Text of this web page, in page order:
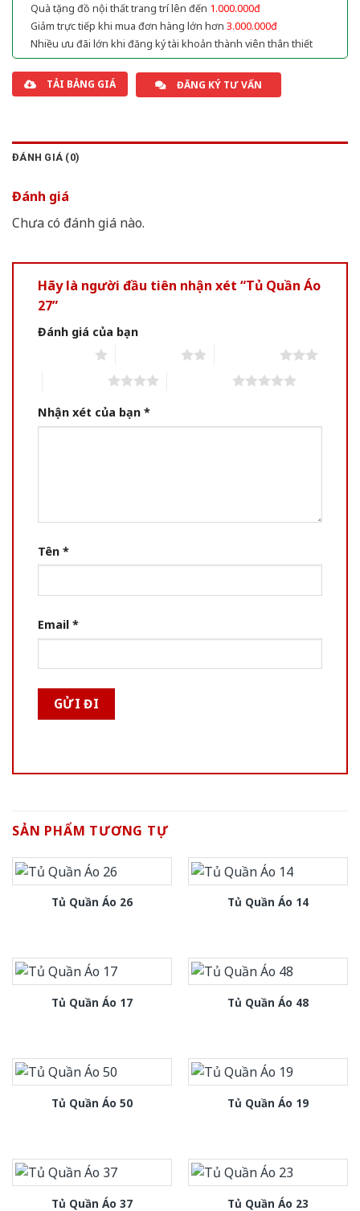
Quà tặng đồ nội thất trang trí lên đến 1.000.000đ
Giảm trực tiếp khi mua đơn hàng lớn hơn 3.000.000đ
Nhiều ưu đãi lớn khi đăng ký tài khoản thành viên thân thiết
TẢI BẢNG GIÁ ĐĂNG KÝ TƯ VẤN
ĐÁNH GIÁ (0)
Đánh giá
Chưa có đánh giá nào.
Hãy là người đầu tiên nhận xét “Tủ Quần Áo
27”
Đánh giá của bạn
Nhận xét của bạn *
Tên *
Email *
SẢN PHẨM TƯƠNG TỰ
Tủ Quần Áo 26 Tủ Quần Áo 14
Tủ Quần Áo 17 Tủ Quần Áo 48
Tủ Quần Áo 50 Tủ Quần Áo 19
Tủ Quần Áo 37 Tủ Quần Áo 23